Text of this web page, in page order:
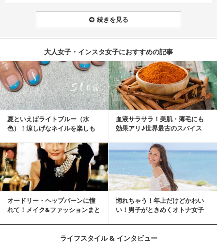
続きを見る
大人女子・インスタ女子におすすめの記事
夏といえばライトブルー（水
色）！涼しげなネイルを楽しも
血液サラサラ！美肌・薄毛にも
効果アリ♪世界最古のスパイス
オードリー・ヘップバーンに憧
れて！メイク&ファッションまと
惚れちゃう！年上だけどかわい
い！男子がときめくオトナ女子
ライフスタイル & インタビュー